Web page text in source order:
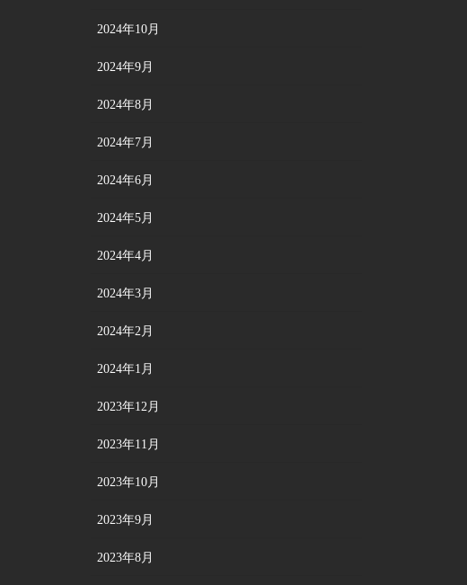
2024年10月
2024年9月
2024年8月
2024年7月
2024年6月
2024年5月
2024年4月
2024年3月
2024年2月
2024年1月
2023年12月
2023年11月
2023年10月
2023年9月
2023年8月